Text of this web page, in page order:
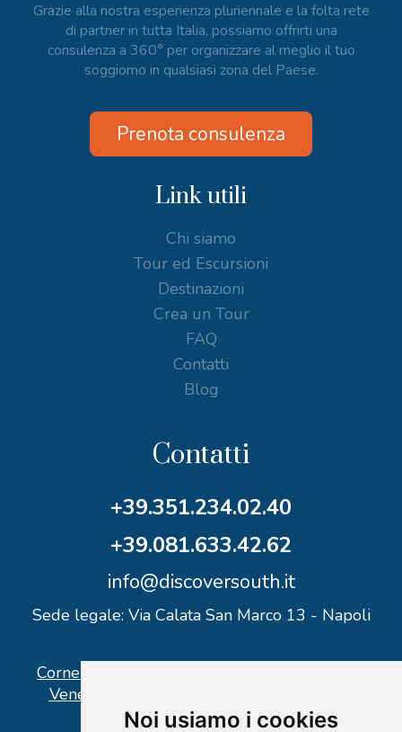
Noi usiamo i cookies
Grazie alla nostra esperienza pluriennale e la folta rete
di partner in tutta Italia, possiamo offrirti una
consulenza a 360° per organizzare al meglio il tuo
soggiorno in qualsiasi zona del Paese.
Prenota consulenza
Link utili
Chi siamo
Tour ed Escursioni
Destinazioni
Crea un Tour
FAQ
Contatti
Blog
Contatti
+39.351.234.02.40
+39.081.633.42.62
info@discoversouth.it
Sede legale: Via Calata San Marco 13 - Napoli
Corner operativo: I Point Ercolano, via Vittorio
Veneto n° 18 - Piazzale Stazione Ercolano